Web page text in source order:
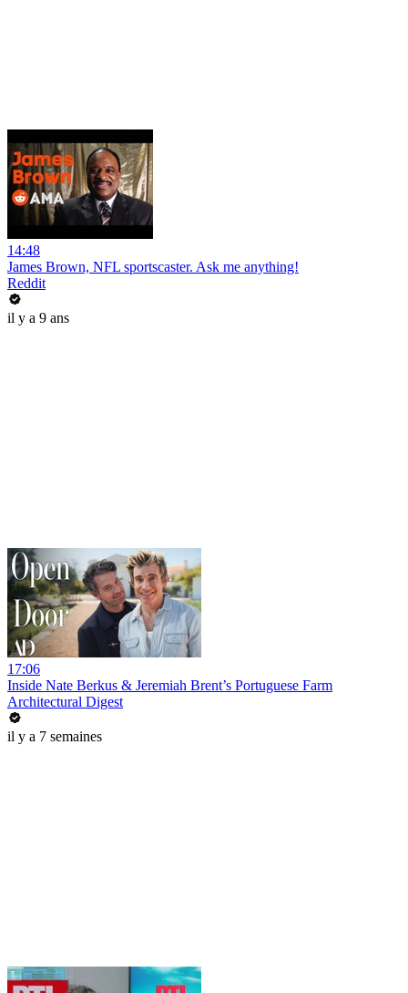
14:48
James Brown, NFL sportscaster. Ask me anything!
Reddit
il y a 9 ans
17:06
Inside Nate Berkus & Jeremiah Brent’s Portuguese Farm
Architectural Digest
il y a 7 semaines